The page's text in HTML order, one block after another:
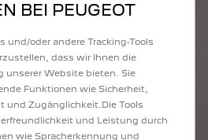
BEI PEUGEOT
und/oder andere Tracking-Tools
dass wir Ihnen die
unserer Website bieten. Sie
Funktionen wie Sicherheit,
und Zugänglichkeit.Die Tools
und Leistung durch
wie Spracherkennung und